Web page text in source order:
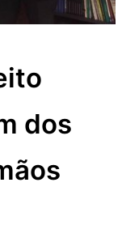
dos